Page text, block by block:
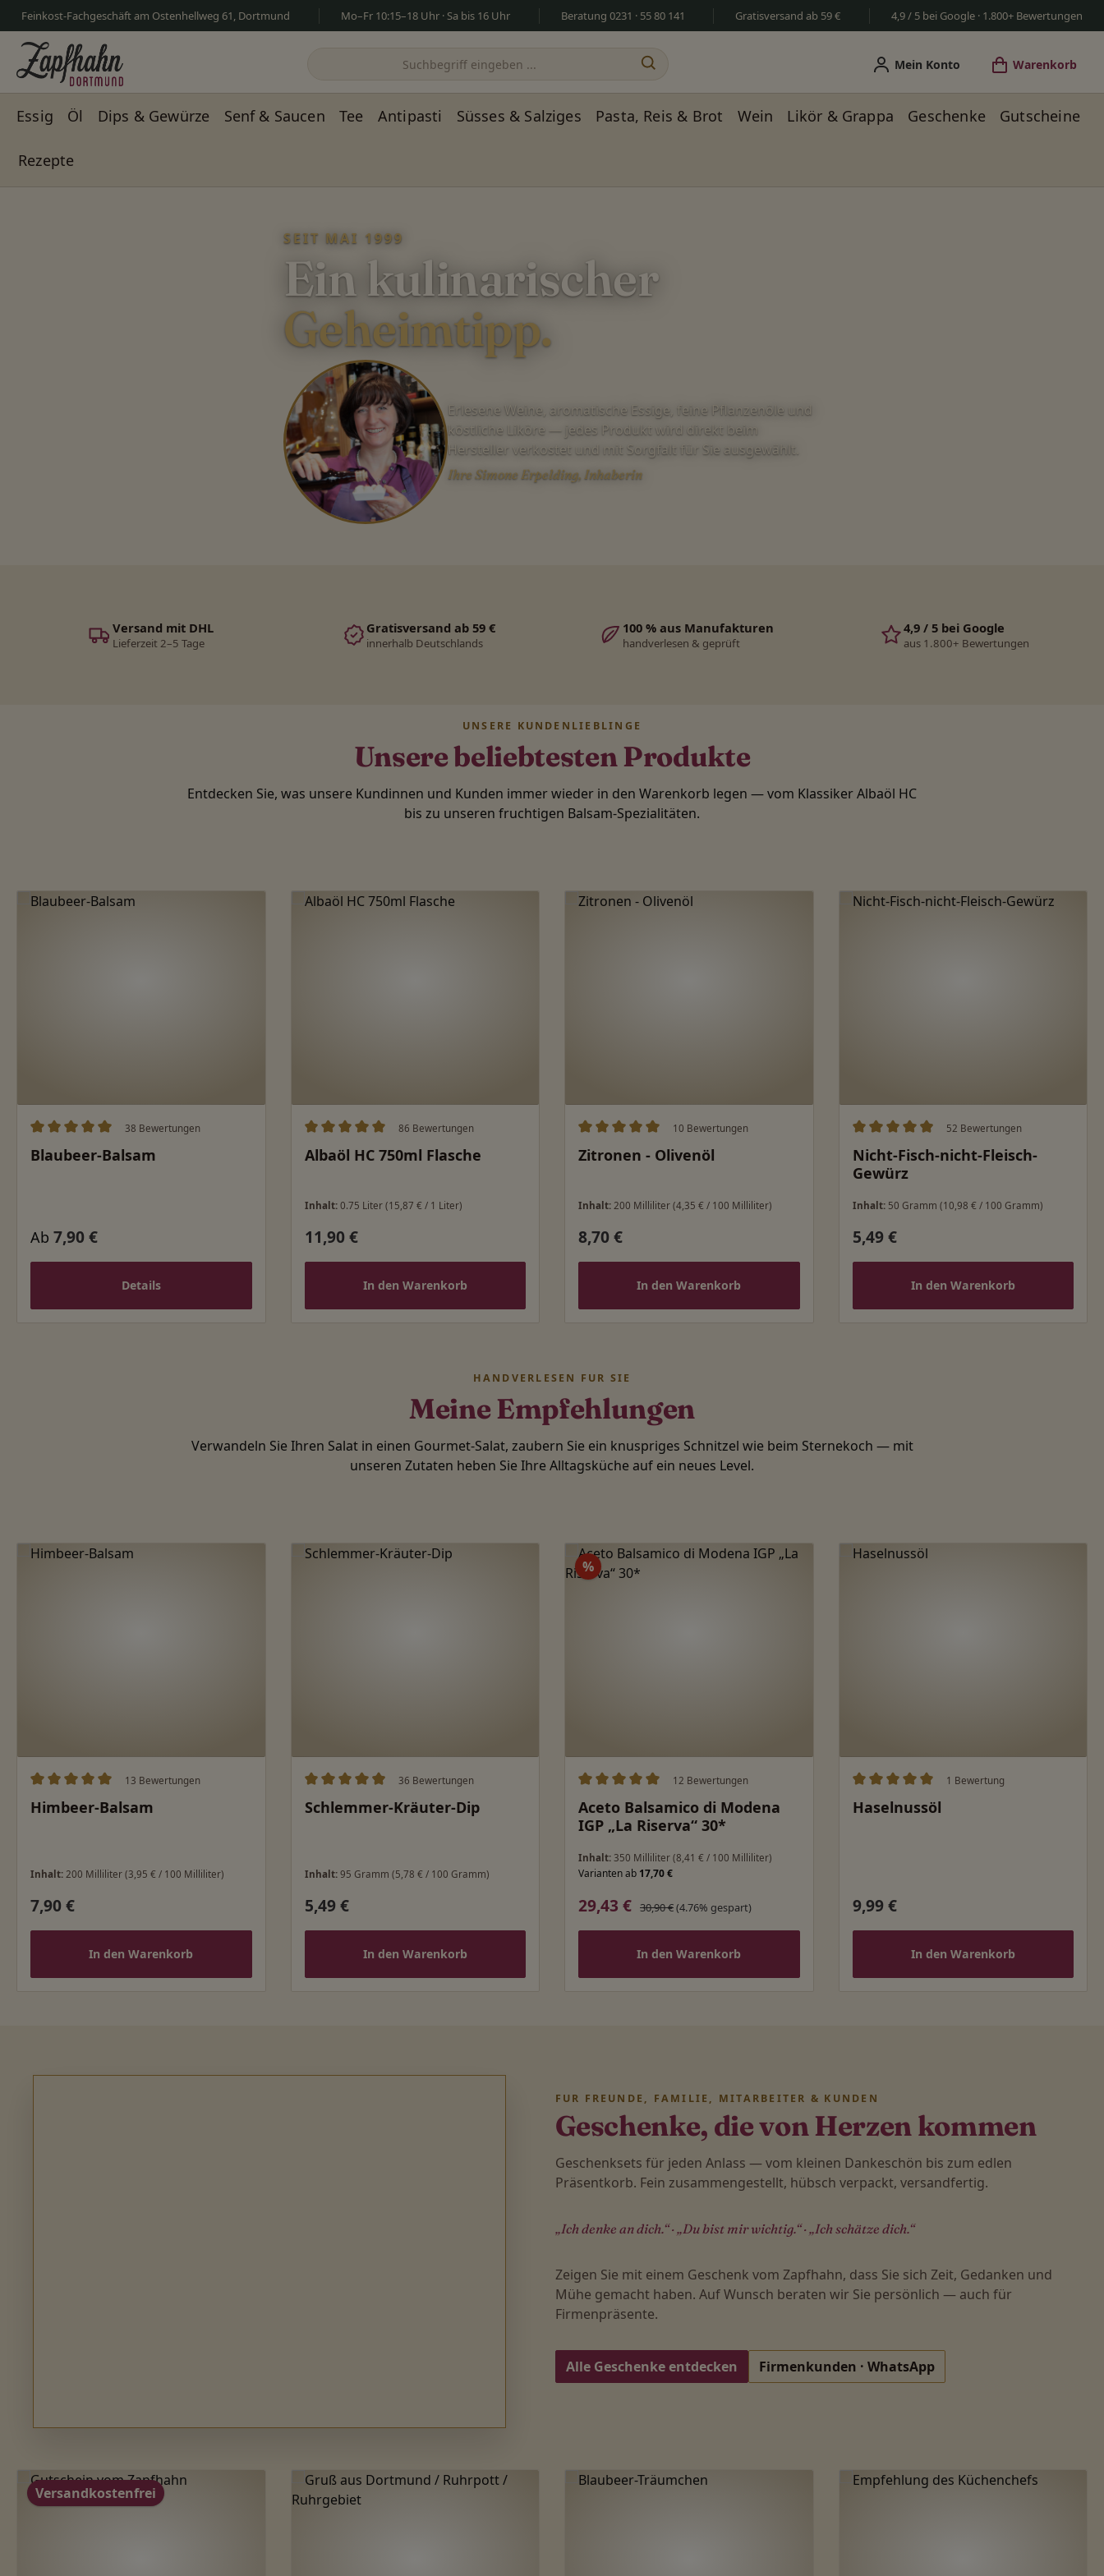
Hauptinhalt springen
Zur Suche springen
Zur Hauptnavigation springen
Feinkost-Fachgeschäft am Ostenhellweg 61, Dortmund Mo–Fr 10:15–18 Uhr · Sa bis 16 Uhr Beratung 0231 · 55 80 141 Gratisversand ab 59 € 4,9 / 5 bei Google · 1.800+ Bewertungen
Mein Konto Warenkorb
Essig Öl Dips & Gewürze Senf & Saucen Tee Antipasti Süsses & Salziges Pasta, Reis & Brot Wein Likör & Grappa Geschenke Gutscheine
Rezepte
SEIT MAI 1999
Ein kulinarischer
Geheimtipp.
Erlesene Weine, aromatische Essige, feine Pflanzenöle und
köstliche Liköre — jedes Produkt wird direkt beim
Hersteller verkostet und mit Sorgfalt für Sie ausgewählt.
Ihre Simone Erpelding, Inhaberin
Versand mit DHL
Lieferzeit 2–5 Tage
Gratisversand ab 59 €
innerhalb Deutschlands
100 % aus Manufakturen
handverlesen & geprüft
4,9 / 5 bei Google
aus 1.800+ Bewertungen
Unsere beliebtesten Produkte
UNSERE KUNDENLIEBLINGE
Entdecken Sie, was unsere Kundinnen und Kunden immer wieder in den Warenkorb legen — vom Klassiker Albaöl HC
bis zu unseren fruchtigen Balsam-Spezialitäten.
Produktgalerie überspringen
Durchschnittliche Bewertung von 5 von 5 Sternen
38 Bewertungen
Blaubeer-Balsam
Regulärer Preis:
Ab 7,90 €
Details
Durchschnittliche Bewertung von 5 von 5 Sternen
86 Bewertungen
Albaöl HC 750ml Flasche
Inhalt: 0.75 Liter (15,87 € / 1 Liter)
Regulärer Preis:
11,90 €
In den Warenkorb
Durchschnittliche Bewertung von 5 von 5 Sternen
10 Bewertungen
Zitronen - Olivenöl
Inhalt: 200 Milliliter (4,35 € / 100 Milliliter)
Regulärer Preis:
8,70 €
In den Warenkorb
Durchschnittliche Bewertung von 4.98
52 Bewertungen
Nicht-Fisch-nicht-Fleisch-
Gewürz
Inhalt: 50 Gramm (10,98 € / 100 Gramm)
Regulärer Preis:
5,49 €
In den Warenkorb
Meine Empfehlungen
HANDVERLESEN FÜR SIE
Verwandeln Sie Ihren Salat in einen Gourmet-Salat, zaubern Sie ein knuspriges Schnitzel wie beim Sternekoch — mit
unseren Zutaten heben Sie Ihre Alltagsküche auf ein neues Level.
Produktgalerie überspringen
Durchschnittliche Bewertung von 5 von 5 Sternen
13 Bewertungen
Himbeer-Balsam
Inhalt: 200 Milliliter (3,95 € / 100 Milliliter)
Regulärer Preis:
7,90 €
In den Warenkorb
Durchschnittliche Bewertung von 4.96 von 5 Sternen
36 Bewertungen
Schlemmer-Kräuter-Dip
Inhalt: 95 Gramm (5,78 € / 100 Gramm)
Regulärer Preis:
5,49 €
In den Warenkorb
%Rabatt
Durchschnittliche Bewertung von 5 von 5 Sternen
12 Bewertungen
Aceto Balsamico di Modena
IGP „La Riserva“ 30*
Inhalt: 350 Milliliter (8,41 € / 100 Milliliter)
Varianten ab 17,70 €
Verkaufspreis:
29,43 € Regulärer Preis:
30,90 €(4.76% gespart)
In den Warenkorb
Durchschnittliche Bewertung von 5 von
1 Bewertung
Haselnussöl
Regulärer Preis:
9,99 €
In den Warenkorb
FÜR FREUNDE, FAMILIE, MITARBEITER & KUNDEN
Geschenke, die von Herzen kommen
Geschenksets für jeden Anlass — vom kleinen Dankeschön bis zum edlen
Präsentkorb. Fein zusammengestellt, hübsch verpackt, versandfertig.
„Ich denke an dich.“ · „Du bist mir wichtig.“ · „Ich schätze dich.“
Zeigen Sie mit einem Geschenk vom Zapfhahn, dass Sie sich Zeit, Gedanken und
Mühe gemacht haben. Auf Wunsch beraten wir Sie persönlich — auch für
Firmenpräsente.
Alle Geschenke entdecken Firmenkunden · WhatsApp
Produktgalerie überspringen
Versandkostenfrei